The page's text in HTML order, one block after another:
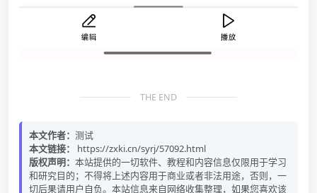
THE END
本文作者： 测试
本文链接：
https://zxki.cn/syrj/57092.html
版权声明： 本站提供的一切软件、教程和内容信息仅限用于学习
和研究目的；不得将上述内容用于商业或者非法用途，否则，一
切后果请用户自负。本站信息来自网络收集整理，如果您喜欢该